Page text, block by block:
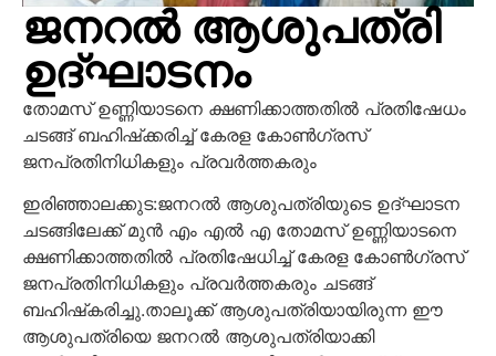
ജനറൽ ആശുപത്രി
ഉദ്‌ഘാടനം
തോമസ് ഉണ്ണിയാടനെ ക്ഷണിക്കാത്തതിൽ പ്രതിഷേധം
ചടങ്ങ് ബഹിഷ്‌ക്കരിച്ച് കേരള കോൺഗ്രസ്
ജനപ്രതിനിധികളും പ്രവർത്തകരും
ഇരിഞ്ഞാലക്കുട:ജനറൽ ആശുപത്രിയുടെ ഉദ്‌ഘാടന
ചടങ്ങിലേക്ക് മുൻ എം എൽ എ തോമസ് ഉണ്ണിയാടനെ
ക്ഷണിക്കാത്തതിൽ പ്രതിഷേധിച്ച് കേരള കോൺഗ്രസ്
ജനപ്രതിനിധികളും പ്രവർത്തകരും ചടങ്ങ്
ബഹിഷ്‌കരിച്ചു.താലൂക്ക് ആശുപത്രിയായിരുന്ന ഈ
ആശുപത്രിയെ ജനറൽ ആശുപത്രിയാക്കി